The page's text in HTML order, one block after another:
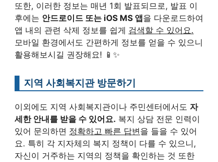
또한, 이러한 정보는 매년 1회 발표되므로, 발표 이
후에는 안드로이드 또는 iOS MS 앱을 다운로드하여
앱 내의 관련 삭제 정보를 쉽게 검색할 수 있어요.
모바일 환경에서도 간편하게 정보를 얻을 수 있으니
활용해보시길 권장해요! 📱✨
지역 사회복지관 방문하기
이외에도 지역 사회복지관이나 주민센터에서도 자
세한 안내를 받을 수 있어요. 복지 상담 전문 인력이
있어 문의하면 정확하고 빠른 답변을 들을 수 있어
요. 특히 각 지자체의 복지 정책이 다를 수 있으니,
자신이 거주하는 지역의 정책을 확인하는 것 또한